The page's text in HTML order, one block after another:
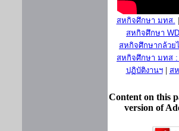
สหกิจศึกษา มทส.
สหกิจศึกษา WD
สหกิจศึกษากล้วย
สหกิจศึกษา มทส :
ปฏิบัติงานฯ| ส
Content on this
version of